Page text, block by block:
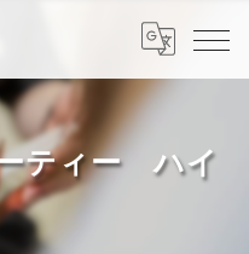
ティー ハイ